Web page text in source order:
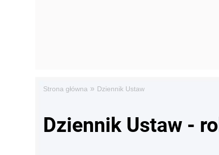
Strona główna » Dziennik Ustaw
Dziennik Ustaw -